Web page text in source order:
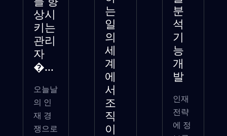
상시
키는
관리
자
�...
오늘날
의 인
재 경
쟁으로
는
일
의
세
계
에
서
조
직
이
분
석
기
능
개
발
인재
전략
에 정